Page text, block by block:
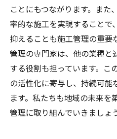
ことにもつながります。また
率的な施工を実現することで
抑えることも施工管理の重要
管理の専門家は、他の業種と
する役割も担っています。こ
の活性化に寄与し、持続可能
ます。私たちも地域の未来を
管理に取り組んでいきましょう